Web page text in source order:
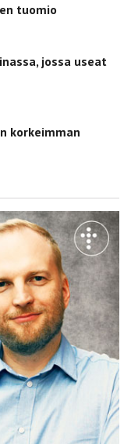
tuomio
jossa useat
korkeimman